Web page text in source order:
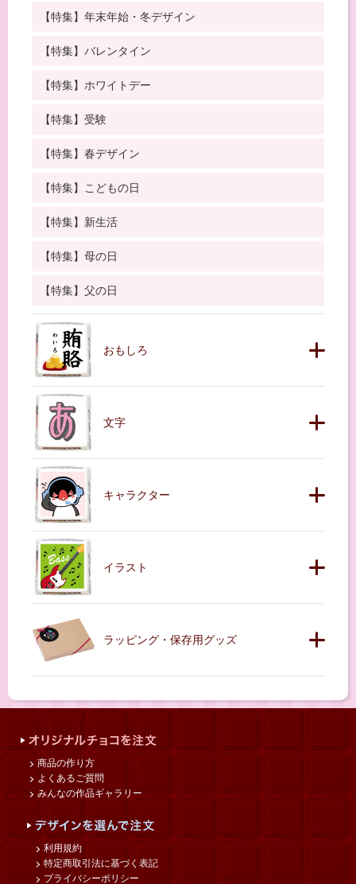
【特集】年末年始・冬デザイン
【特集】バレンタイン
【特集】ホワイトデー
【特集】受験
【特集】春デザイン
【特集】こどもの日
【特集】新生活
【特集】母の日
【特集】父の日
おもしろ
文字
キャラクター
イラスト
ラッピング・保存用グッズ
商品の作り方
よくあるご質問
みんなの作品ギャラリー
利用規約
特定商取引法に基づく表記
プライバシーポリシー